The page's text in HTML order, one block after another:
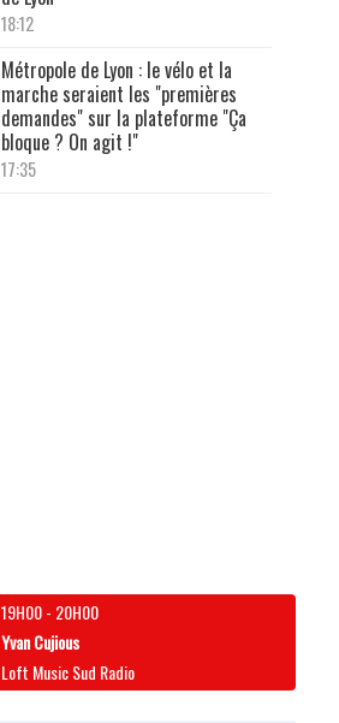
18:12
Métropole de Lyon : le vélo et la
marche seraient les "premières
demandes" sur la plateforme "Ça
bloque ? On agit !"
17:35
19H00- 20H00
Yvan Cujious
Loft Music Sud Radio